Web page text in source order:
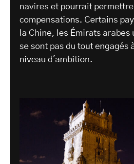
navires et pourrait
compensations. Certains
la Chine, les Émirats
se sont pas du tout engagés
niveau d'ambition.